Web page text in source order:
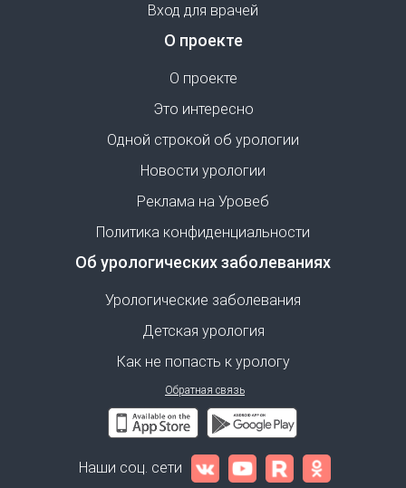
Вход для врачей
О проекте
О проекте
Это интересно
Одной строкой об урологии
Новости урологии
Реклама на Уровеб
Политика конфиденциальности
Об урологических заболеваниях
Урологические заболевания
Детская урология
Как не попасть к урологу
Обратная связь
Наши соц. сети